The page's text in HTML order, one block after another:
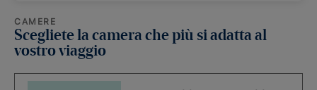
CAMERE
Scegliete la camera che più si adatta al
vostro viaggio